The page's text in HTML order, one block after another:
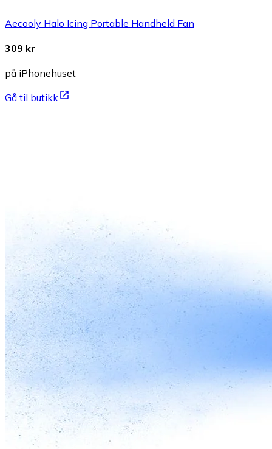
Aecooly Halo Icing Portable Handheld Fan
309 kr
på iPhonehuset
Gå til butikk